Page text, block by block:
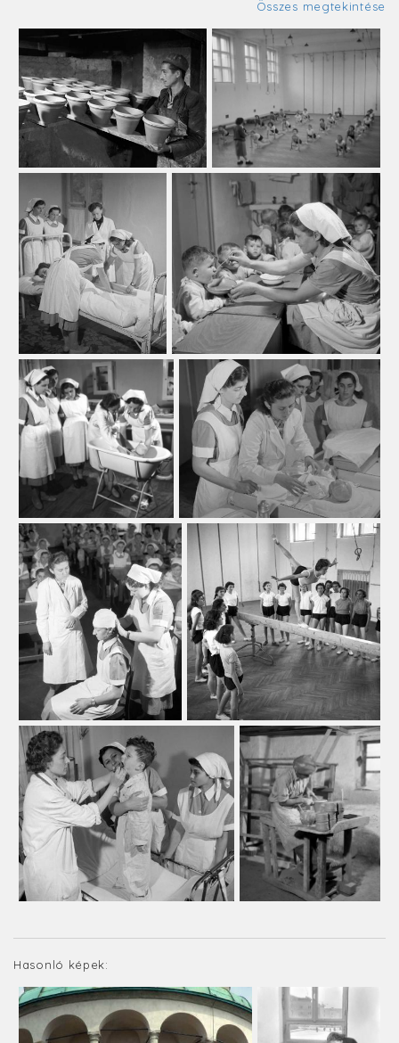
Összes megtekintése
Hasonló képek: